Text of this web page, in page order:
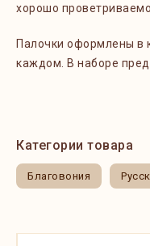
хорошо
Палочки оформлены в
каждом. В наборе
Категории товара
Благовония